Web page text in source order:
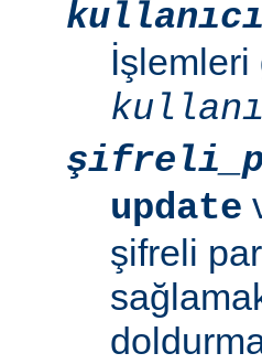
kullanıcı
İşlemleri
update
şifreli